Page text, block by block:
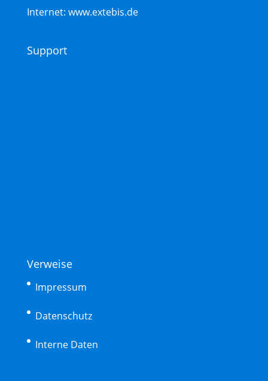
Internet: www.extebis.de
Support
Verweise
Impressum
Datenschutz
Interne Daten